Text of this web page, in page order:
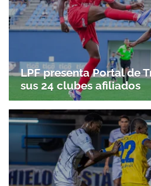
LPF presenta Portal de
sus 24 clubes afiliados